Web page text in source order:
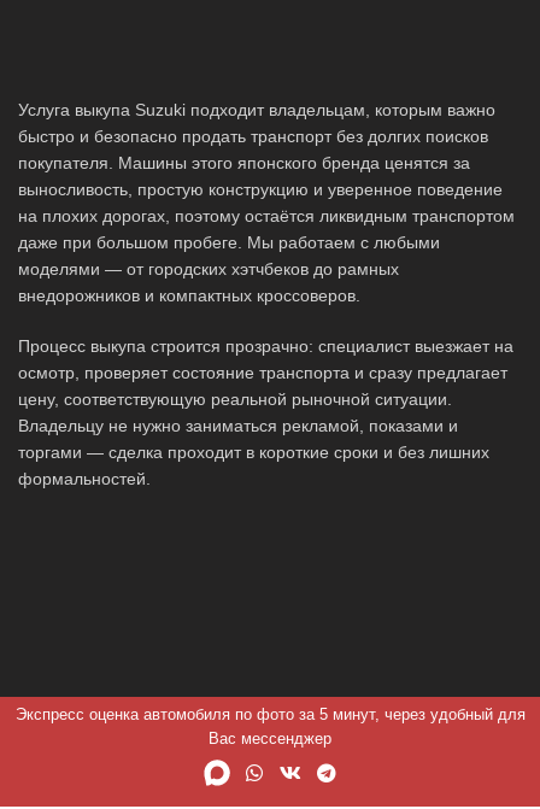
Услуга выкупа Suzuki подходит владельцам, которым важно
быстро и безопасно продать транспорт без долгих поисков
покупателя. Машины этого японского бренда ценятся за
выносливость, простую конструкцию и уверенное поведение
на плохих дорогах, поэтому остаётся ликвидным транспортом
даже при большом пробеге. Мы работаем с любыми
моделями — от городских хэтчбеков до рамных
внедорожников и компактных кроссоверов.
Процесс выкупа строится прозрачно: специалист выезжает на
осмотр, проверяет состояние транспорта и сразу предлагает
цену, соответствующую реальной рыночной ситуации.
Владельцу не нужно заниматься рекламой, показами и
торгами — сделка проходит в короткие сроки и без лишних
формальностей.
Экспресс оценка автомобиля по фото за 5 минут, через удобный для
Вас мессенджер